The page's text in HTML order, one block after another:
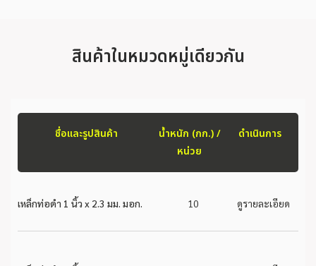
สินค้าในหมวดหมู่เดียวกัน
ชื่อและรูปสินค้า
น้ำหนัก (กก.) /
หน่วย
ดำเนินการ
เหล็กท่อดำ 1 นิ้ว x 2.3 มม. มอก. 10 ดูรายละเอียด